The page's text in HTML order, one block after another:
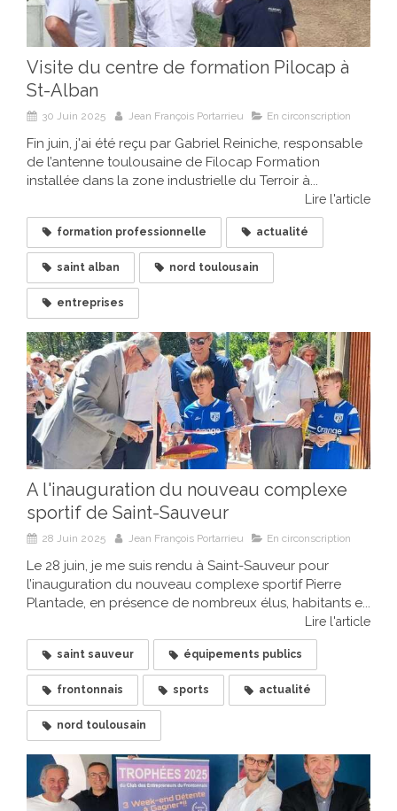
Visite du centre de formation Pilocap à
St-Alban
30 Juin 2025 Jean François Portarrieu En circonscription
Fin juin, j'ai été reçu par Gabriel Reiniche, responsable
de l’antenne toulousaine de Filocap Formation
installée dans la zone industrielle du Terroir à...
Lire l'article
formation professionnelle actualité
saint alban nord toulousain
entreprises
A l'inauguration du nouveau complexe
sportif de Saint-Sauveur
28 Juin 2025 Jean François Portarrieu En circonscription
Le 28 juin, je me suis rendu à Saint-Sauveur pour
l’inauguration du nouveau complexe sportif Pierre
Plantade, en présence de nombreux élus, habitants e...
Lire l'article
saint sauveur équipements publics
frontonnais sports actualité
nord toulousain